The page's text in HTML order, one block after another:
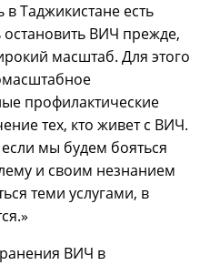
в Таджикистане есть
ВИЧ прежде,
масштаб. Для этого
профилактические
тех, кто живет с ВИЧ.
мы будем бояться
и своим незнанием
теми услугами, в
ВИЧ в